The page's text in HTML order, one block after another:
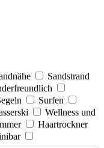
Sandstrand
Surfen
Wellness und
Haartrockner